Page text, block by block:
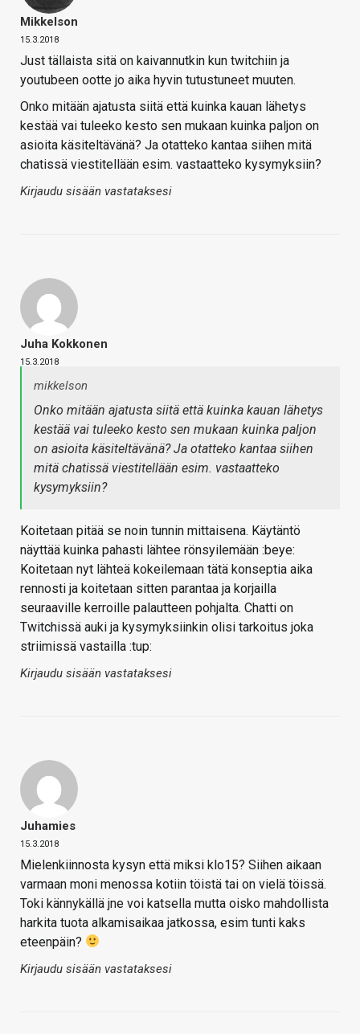
Mikkelson
15.3.2018
Just tällaista sitä on kaivannutkin kun twitchiin ja
youtubeen ootte jo aika hyvin tutustuneet muuten.
Onko mitään ajatusta siitä että kuinka kauan lähetys
kestää vai tuleeko kesto sen mukaan kuinka paljon on
asioita käsiteltävänä? Ja otatteko kantaa siihen mitä
chatissä viestitellään esim. vastaatteko kysymyksiin?
Kirjaudu sisään vastataksesi
Juha Kokkonen
15.3.2018
mikkelson
Onko mitään ajatusta siitä että kuinka kauan lähetys
kestää vai tuleeko kesto sen mukaan kuinka paljon
on asioita käsiteltävänä? Ja otatteko kantaa siihen
mitä chatissä viestitellään esim. vastaatteko
kysymyksiin?
Koitetaan pitää se noin tunnin mittaisena. Käytäntö
näyttää kuinka pahasti lähtee rönsyilemään :beye:
Koitetaan nyt lähteä kokeilemaan tätä konseptia aika
rennosti ja koitetaan sitten parantaa ja korjailla
seuraaville kerroille palautteen pohjalta. Chatti on
Twitchissä auki ja kysymyksiinkin olisi tarkoitus joka
striimissä vastailla :tup:
Kirjaudu sisään vastataksesi
Juhamies
15.3.2018
Mielenkiinnosta kysyn että miksi klo15? Siihen aikaan
varmaan moni menossa kotiin töistä tai on vielä töissä.
Toki kännykällä jne voi katsella mutta oisko mahdollista
harkita tuota alkamisaikaa jatkossa, esim tunti kaks
eteenpäin?
Kirjaudu sisään vastataksesi